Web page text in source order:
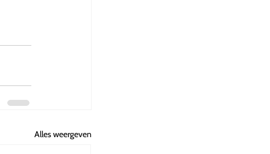
Alles weergeven